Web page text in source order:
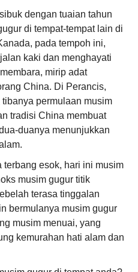
dengan tuaian tahun
di tempat-tempat lain di
pada tempoh ini,
kaki dan menghayati
mirip adat
China. Di Perancis,
permulaan musim
tradisi China membuat
duanya menunjukkan
terbang esok, hari ini musim
musim gugur titik
terasa tinggalan
bermulanya musim gugur
musim menuai, yang
kemurahan hati alam dan